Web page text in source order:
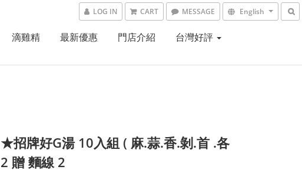
LOG IN CART MESSAGE English
滴雞精 最新優惠 門店介紹 台灣好評
★招牌好G湯 10入組 ( 麻.蒜.香.剝.首 .各
2 贈 麵線 2